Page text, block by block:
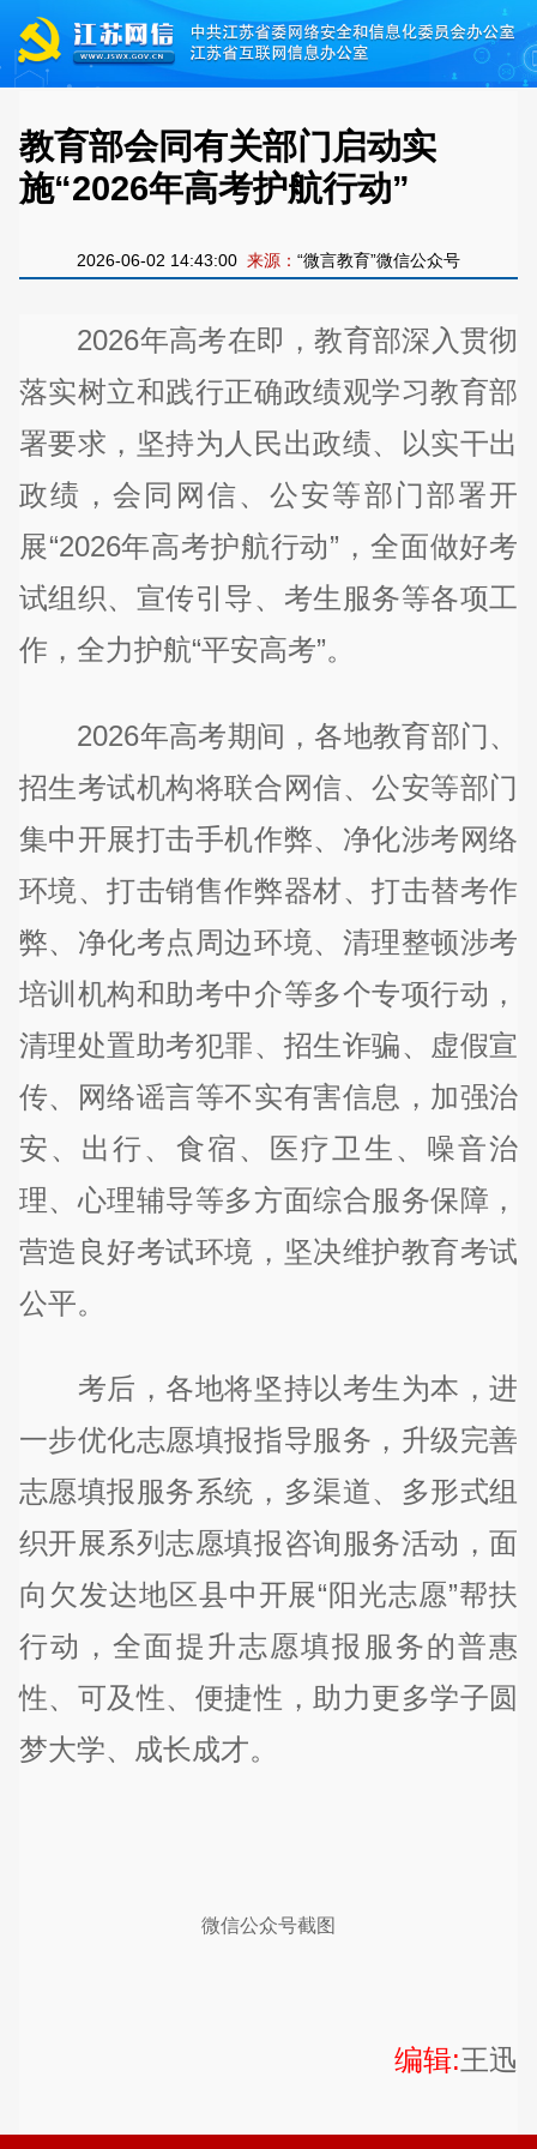
教育部会同有关部门启动实
施“2026年高考护航行动”
2026-06-02 14:43:00 来源： “微言教育”微信公众号
2026年高考在即，教育部深入贯彻
落实树立和践行正确政绩观学习教育部
署要求，坚持为人民出政绩、以实干出
政绩，会同网信、公安等部门部署开
展“2026年高考护航行动”，全面做好考
试组织、宣传引导、考生服务等各项工
作，全力护航“平安高考”。
2026年高考期间，各地教育部门、
招生考试机构将联合网信、公安等部门
集中开展打击手机作弊、净化涉考网络
环境、打击销售作弊器材、打击替考作
弊、净化考点周边环境、清理整顿涉考
培训机构和助考中介等多个专项行动，
清理处置助考犯罪、招生诈骗、虚假宣
传、网络谣言等不实有害信息，加强治
安、出行、食宿、医疗卫生、噪音治
理、心理辅导等多方面综合服务保障，
营造良好考试环境，坚决维护教育考试
公平。
考后，各地将坚持以考生为本，进
一步优化志愿填报指导服务，升级完善
志愿填报服务系统，多渠道、多形式组
织开展系列志愿填报咨询服务活动，面
向欠发达地区县中开展“阳光志愿”帮扶
行动，全面提升志愿填报服务的普惠
性、可及性、便捷性，助力更多学子圆
梦大学、成长成才。
微信公众号截图
编辑:王迅